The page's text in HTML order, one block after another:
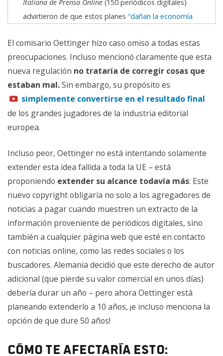
Italiana de Prensa Online (150 periódicos digitales)
advirtieron de que estos planes“dañan la economía
La mayor alianza europea de startups digitales
Allied4Startups
advirtió sobre el
impacto negativo para las
startups, la investigación, la educación y la innovación
Estudiantes de derechoinstaron a la Comisión a «decir
no»
pública de la UE
Cerca de 100,000 usuarios de internet
apoyaron la
petición de SaveTheLink en contra de esta idea
La iniciativa alemana en contra de este canon adicional
IGEL, que representa a 130 organismos, dice que esta
idea “obstruye la innovación y la libertad de información y
comunicación”
La asociación de derechos digitalesEFF calificó estos
planes como“un impuesto arbitrario a las plataformas
digitales» y «discriminación de la competencia [de
editores de periódicos]”
La Asociación Alemana de Periodistas
El comisario Oettinger hizo caso omiso a todas estas
preocupaciones. Incluso mencionó claramente que esta
nueva regulación no trataría de corregir cosas que
estaban mal.Sin embargo, su propósito es
simplemente convertirse en el resultado final
de los grandes jugadores de la industria editorial
europea.
Incluso peor, Oettinger no está intentando solamente
extender esta idea fallida a toda la UE – está
proponiendo extender su alcance todavía más: Este
nuevo copyright obligaría no solo a los agregadores de
noticias a pagar cuando muestren un extracto de la
información proveniente de periódicos digitales, sino
también a cualquier página web que esté en contacto
con noticias online, como las redes sociales o los
buscadores. Alemania decidió que este derecho de autor
adicional (que pierde su valor comercial en unos días)
debería durar un año – pero ahora Oettinger está
planeando extenderlo a 10 años, ¡e incluso menciona la
opción de que dure 50 años!
Cómo te afectaría esto: